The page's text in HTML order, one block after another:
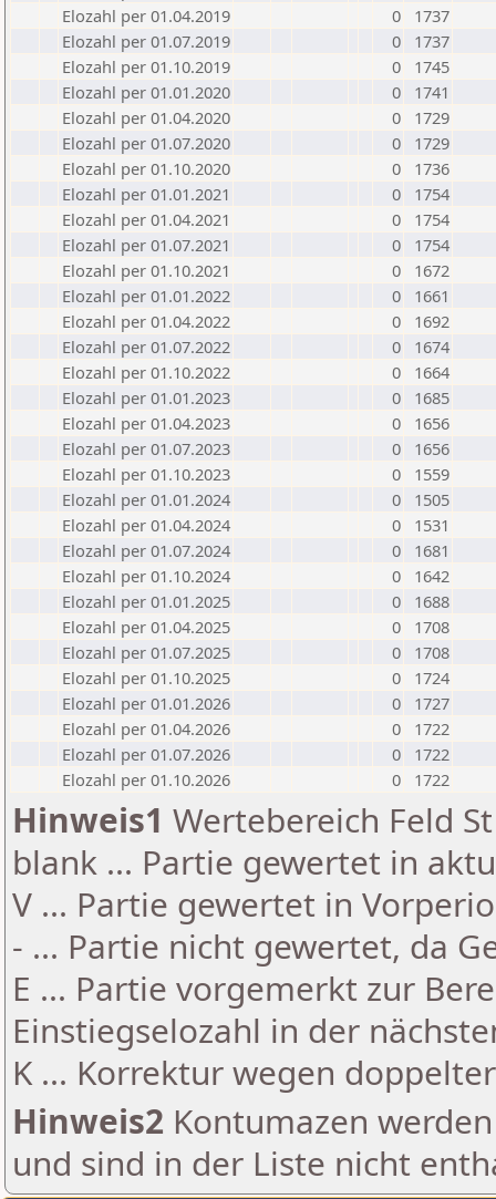
Elozahl per 01.04.2019
0
1737
Elozahl per 01.07.2019
0
1737
Elozahl per 01.10.2019
0
1745
Elozahl per 01.01.2020
0
1741
Elozahl per 01.04.2020
0
1729
Elozahl per 01.07.2020
0
1729
Elozahl per 01.10.2020
0
1736
Elozahl per 01.01.2021
0
1754
Elozahl per 01.04.2021
0
1754
Elozahl per 01.07.2021
0
1754
Elozahl per 01.10.2021
0
1672
Elozahl per 01.01.2022
0
1661
Elozahl per 01.04.2022
0
1692
Elozahl per 01.07.2022
0
1674
Elozahl per 01.10.2022
0
1664
Elozahl per 01.01.2023
0
1685
Elozahl per 01.04.2023
0
1656
Elozahl per 01.07.2023
0
1656
Elozahl per 01.10.2023
0
1559
Elozahl per 01.01.2024
0
1505
Elozahl per 01.04.2024
0
1531
Elozahl per 01.07.2024
0
1681
Elozahl per 01.10.2024
0
1642
Elozahl per 01.01.2025
0
1688
Elozahl per 01.04.2025
0
1708
Elozahl per 01.07.2025
0
1708
Elozahl per 01.10.2025
0
1724
Elozahl per 01.01.2026
0
1727
Elozahl per 01.04.2026
0
1722
Elozahl per 01.07.2026
0
1722
Elozahl per 01.10.2026
0 1722
Hinweis1 Wertebereich Feld
blank ... Partie gewertet in
V ... Partie gewertet in
- ... Partie nicht gewertet, da
E ... Partie vorgemerkt zur
Einstiegselozahl in der
K ... Korrektur wegen
Hinweis2 Kontumazen
und sind in der Liste nicht